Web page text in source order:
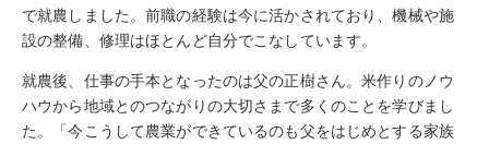
で就農しました。前職の経験は今に活かされており、機械や施
設の整備、修理はほとんど自分でこなしています。
就農後、仕事の手本となったのは父の正樹さん。米作りのノウ
ハウから地域とのつながりの大切さまで多くのことを学びまし
た。「今こうして農業ができているのも父をはじめとする家族